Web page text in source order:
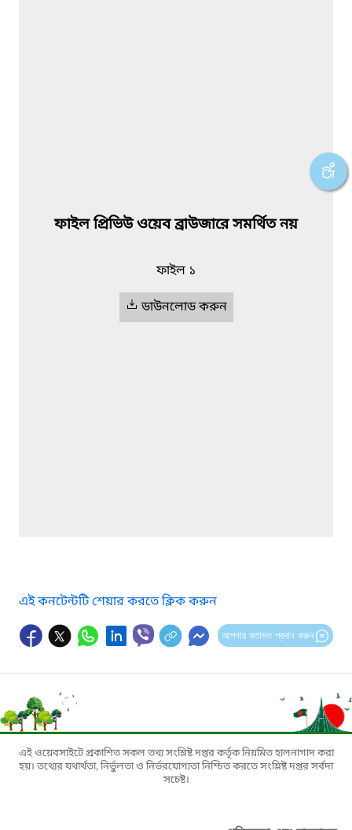
ফাইল প্রিভিউ ওয়েব ব্রাউজারে সমর্থিত নয়
ফাইল ১
ডাউনলোড করুন
এই কনটেন্টটি শেয়ার করতে ক্লিক করুন
আপনার মতামত প্রদান করুন
এই ওয়েবসাইটে প্রকাশিত সকল তথ্য সংশ্লিষ্ট দপ্তর কর্তৃক নিয়মিত হালনাগাদ করা
হয়। তথ্যের যথার্থতা, নির্ভুলতা ও নির্ভরযোগ্যতা নিশ্চিত করতে সংশ্লিষ্ট দপ্তর সর্বদা
সচেষ্ট।